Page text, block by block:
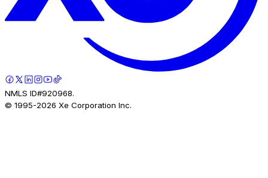
NMLS ID#920968.
© 1995-2026 Xe Corporation Inc.